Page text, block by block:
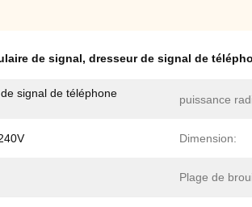
de signal, dresseur de signal de
signal de téléphone
puissance
Dimension:
Plage de